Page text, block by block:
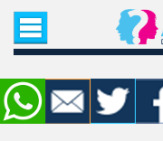
הבית
שאלה
חדשות